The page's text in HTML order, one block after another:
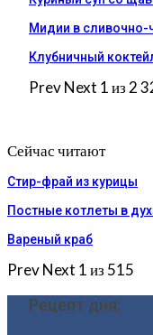
Мидии в
Клубничный
PrevNext 1 из 2
Сейчас читают
Стир-фрай из курицы
Постные котлеты в
Вареный краб
PrevNext 1 из 515
Рецепт дня: